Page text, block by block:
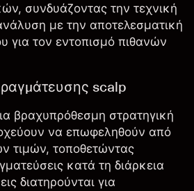
συνδυάζοντας την τεχνική
με την αποτελεσματική
για τον εντοπισμό πιθανών
scalp
βραχυπρόθεσμη στρατηγική
να επωφεληθούν από
τιμών, τοποθετώντας
κατά τη διάρκεια
διατηρούνται για